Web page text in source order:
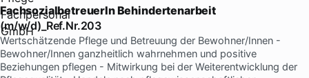
FachsozialbetreuerIn Behindertenarbeit
(m/w/d)_Ref.Nr.203
Wertschätzende Pflege und Betreuung der Bewohner/Innen -
Bewohner/Innen ganzheitlich wahrnehmen und positive
Beziehungen pflegen - Mitwirkung bei der Weiterentwicklung der